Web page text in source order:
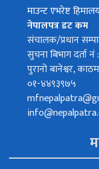
माउन्ट एभरेष्ट
नेपालपत्र डट कम
संचालक/प्रधान
सुचना बिभाग दर्ता
पुरानो बानेश्वर,
०१-४४९३९७५